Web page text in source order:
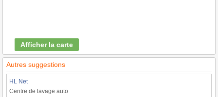
Afficher la carte
Autres suggestions
HL Net
Centre de lavage auto